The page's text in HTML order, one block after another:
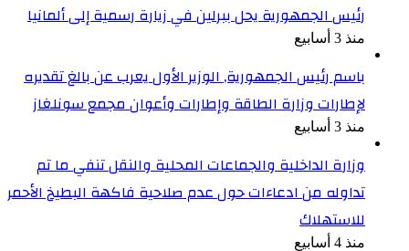
رئيس الجمهورية يحل ببرلين في زيارة رسمية إلى ألمانيا
منذ 3 أسابيع
باسم رئيس الجمهورية, الوزير الأول يعرب عن بالغ تقديره
لإطارات وزارة الطاقة وإطارات وأعوان مجمع سونلغاز
منذ 3 أسابيع
وزارة الداخلية والجماعات المحلية والنقل تنفي ما تم
تداوله من ادعاءات حول عدم صلاحية فاكهة البطيخ الأحمر
للاستهلاك
منذ 4 أسابيع